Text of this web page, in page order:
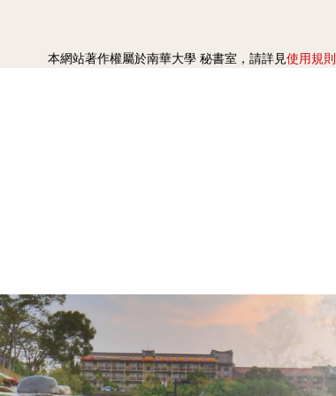
本網站著作權屬於南華大學 秘書室，請詳見使用規則